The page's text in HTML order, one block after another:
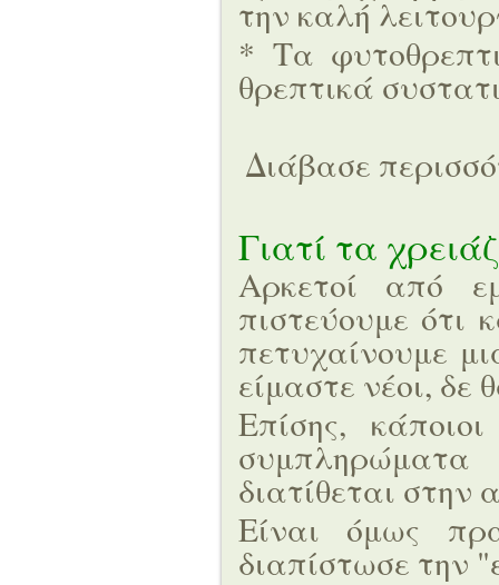
την καλή
* Τα
θρεπτικά
Διάβασε
Γιατί τα
Αρκετοί από
πιστεύουμε ότι
πετυχαίνουμε
είμαστε νέοι,
Επίσης,
διατίθεται
Είναι όμως
διαπίστωσε την